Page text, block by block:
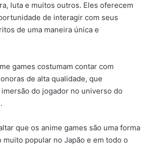
luta e muitos outros. Eles oferecem
de interagir com seus
de uma maneira única e
games costumam contar com
de alta qualidade, que
do jogador no universo do
que os anime games são uma forma
popular no Japão e em todo o